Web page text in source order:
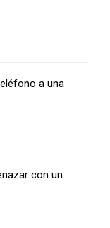
a una
con un